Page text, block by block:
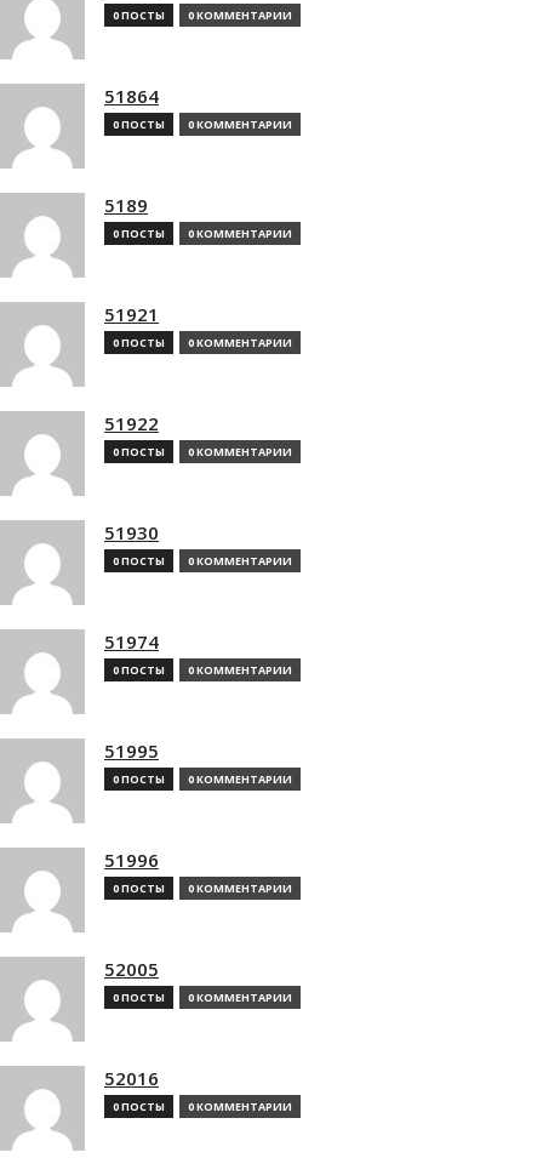
0 ПОСТЫ 0 КОММЕНТАРИИ
51864
0 ПОСТЫ 0 КОММЕНТАРИИ
5189
0 ПОСТЫ 0 КОММЕНТАРИИ
51921
0 ПОСТЫ 0 КОММЕНТАРИИ
51922
0 ПОСТЫ 0 КОММЕНТАРИИ
51930
0 ПОСТЫ 0 КОММЕНТАРИИ
51974
0 ПОСТЫ 0 КОММЕНТАРИИ
51995
0 ПОСТЫ 0 КОММЕНТАРИИ
51996
0 ПОСТЫ 0 КОММЕНТАРИИ
52005
0 ПОСТЫ 0 КОММЕНТАРИИ
52016
0 ПОСТЫ 0 КОММЕНТАРИИ